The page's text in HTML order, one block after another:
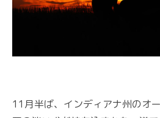
11月半ば、インディアナ州のオ